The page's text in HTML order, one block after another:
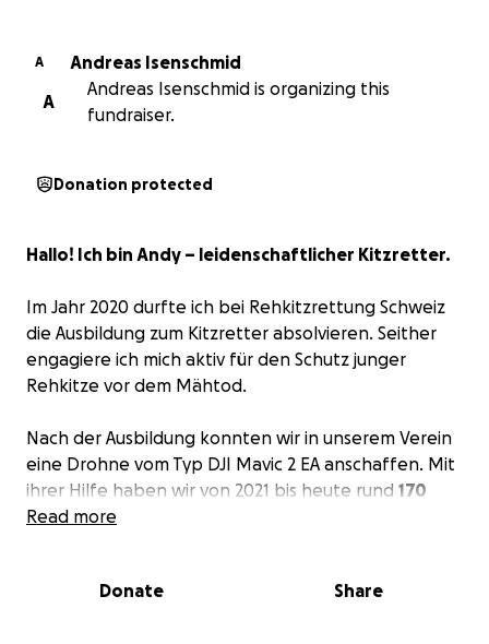
A
Andreas Isenschmid
A
Andreas Isenschmid is organizing this
fundraiser.
Donation protected
Hallo! Ich bin Andy – leidenschaftlicher Kitzretter.
Im Jahr 2020 durfte ich bei Rehkitzrettung Schweiz
die Ausbildung zum Kitzretter absolvieren. Seither
engagiere ich mich aktiv für den Schutz junger
Rehkitze vor dem Mähtod.
Nach der Ausbildung konnten wir in unserem Verein
eine Drohne vom Typ DJI Mavic 2 EA anschaffen. Mit
ihrer Hilfe haben wir von 2021 bis heute rund 170
Rehkitze retten können
aufgrund des rasanten technischen Fortschritts
Read more
Donate Share